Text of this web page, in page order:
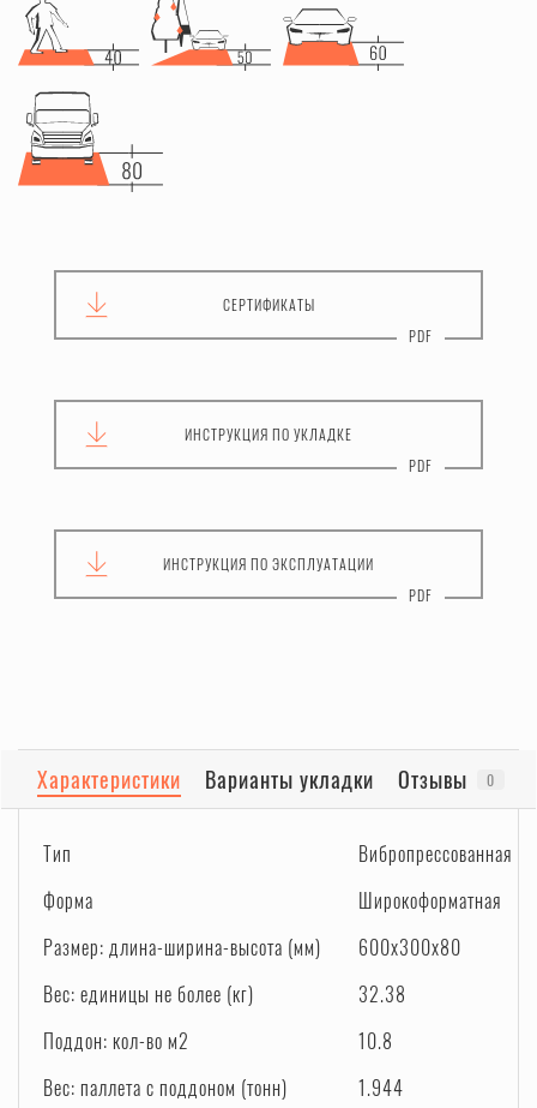
СЕРТИФИКАТЫ
ИНСТРУКЦИЯ ПО УКЛАДКЕ
ИНСТРУКЦИЯ ПО ЭКСПЛУАТАЦИИ
Характеристики Варианты укладки Отзывы 0
Тип
Вибропрессованная
Форма
Широкоформатная
Размер: длина-ширина-высота (мм)
600x300x80
Вес: единицы не более (кг)
32.38
Поддон: кол-во м2
10.8
Вес: паллета с поддоном (тонн)
1.944